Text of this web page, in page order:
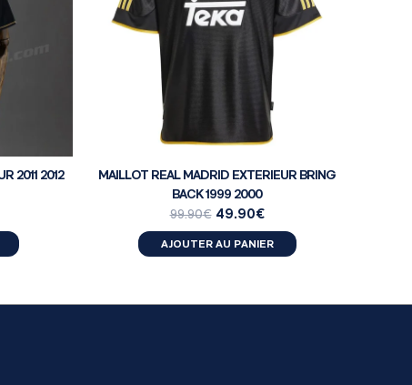
2011 2012
MAILLOT REAL MADRID EXTERIEUR BRING
BACK 1999 2000
99.90€ 49.90€
AJOUTER AU PANIER